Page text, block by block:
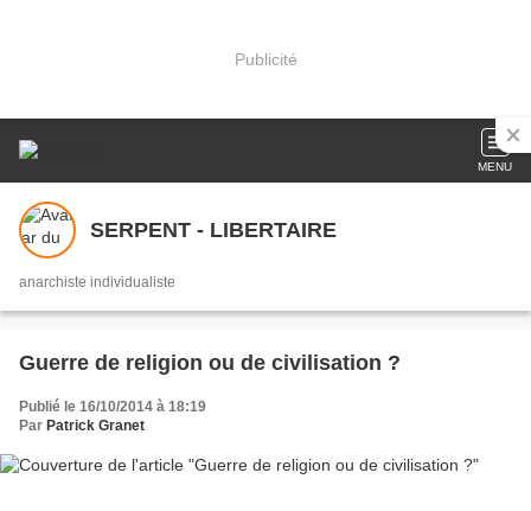
Publicité
MENU
SERPENT - LIBERTAIRE
anarchiste individualiste
Guerre de religion ou de civilisation ?
Publié le 16/10/2014 à 18:19
Par Patrick Granet